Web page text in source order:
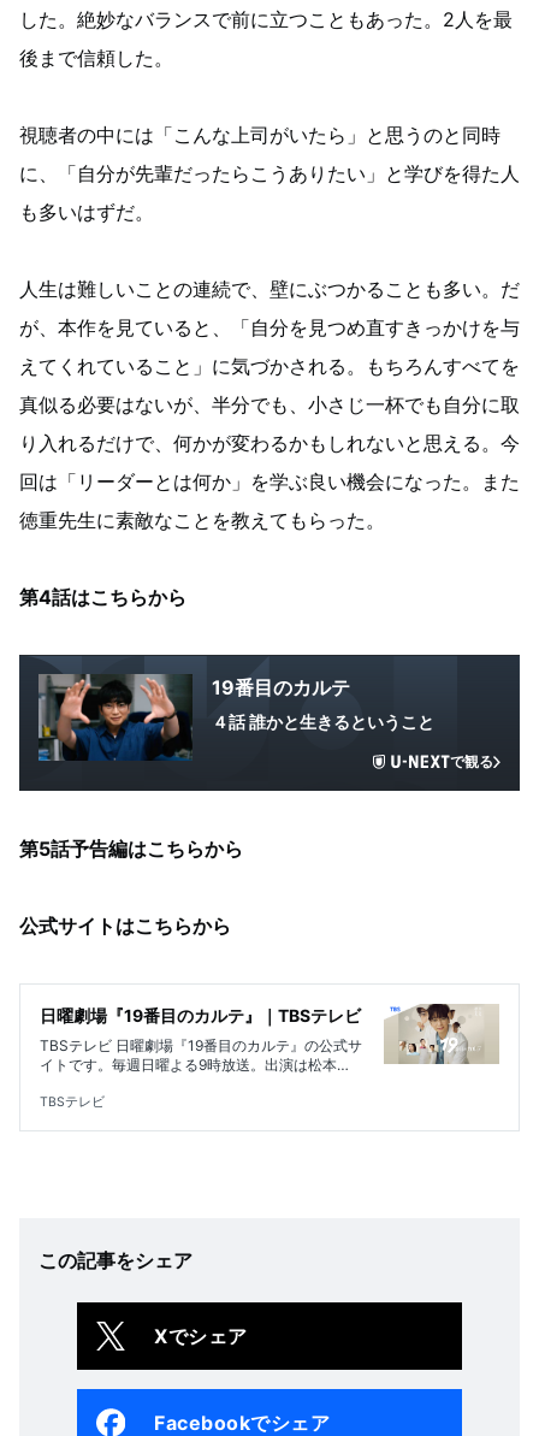
した。絶妙なバランスで前に立つこともあった。2人を最
後まで信頼した。
視聴者の中には「こんな上司がいたら」と思うのと同時
に、「自分が先輩だったらこうありたい」と学びを得た人
も多いはずだ。
人生は難しいことの連続で、壁にぶつかることも多い。だ
が、本作を見ていると、「自分を見つめ直すきっかけを与
えてくれていること」に気づかされる。もちろんすべてを
真似る必要はないが、半分でも、小さじ一杯でも自分に取
り入れるだけで、何かが変わるかもしれないと思える。今
回は「リーダーとは何か」を学ぶ良い機会になった。また
徳重先生に素敵なことを教えてもらった。
第4話はこちらから
19番目のカルテ
４話 誰かと生きるということ
で観る
第5話予告編はこちらから
公式サイトはこちらから
日曜劇場『19番目のカルテ』｜TBSテレビ
TBSテレビ 日曜劇場『19番目のカルテ』の公式サ
イトです。毎週日曜よる9時放送。出演は松本
総合診療医を描く新しいヒューマン医療エンター
TBSテレビ
この記事をシェア
Xでシェア
Facebookでシェア